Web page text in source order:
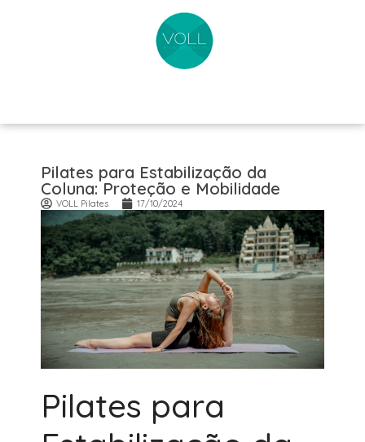
Pilates para Estabilização da
Coluna: Proteção e Mobilidade
VOLL Pilates 17/10/2024
Pilates para